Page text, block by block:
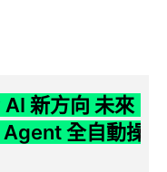
新方向 未來
全自動操